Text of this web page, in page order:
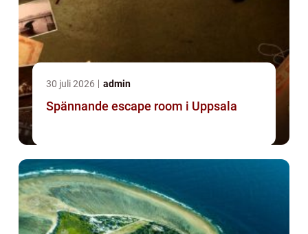
30 juli 2026 admin
Spännande escape room i Uppsala